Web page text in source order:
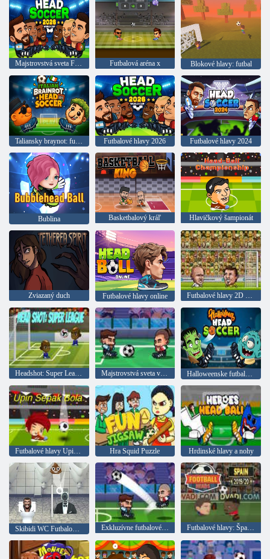
Majstrovstvá sveta FIFA 2026 Futbalová aréna x Blokové hlavy: futbal
Taliansky braynot: futbalové hlavy Futbalové hlavy 2026 Futbalové hlavy 2024
Bublina Basketbalový kráľ Hlavičkový šampionát
Zviazaný duch Futbalové hlavy online Futbalové hlavy 2D 2023
Headshot: Super League Majstrovstvá sveta v minifutbale Halloweenske futbalové hlavy
Hra Squid Puzzle Hrdinské hlavy a nohy
Exkluzívne futbalové hlavy Futbalové hlavy: Španielsko 2019-20